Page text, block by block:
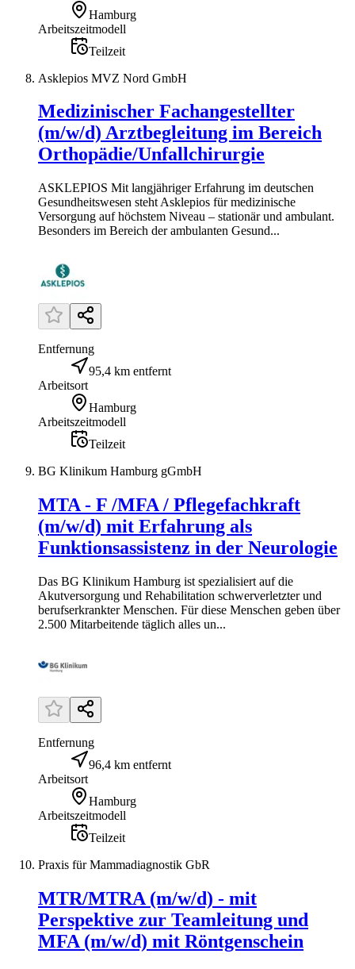
Hamburg
Arbeitszeitmodell
Teilzeit
Asklepios MVZ Nord GmbH
Medizinischer Fachangestellter
(m/w/d) Arztbegleitung im Bereich
Orthopädie/Unfallchirurgie
ASKLEPIOS Mit langjähriger Erfahrung im deutschen
Gesundheitswesen steht Asklepios für medizinische
Versorgung auf höchstem Niveau – stationär und ambulant.
Besonders im Bereich der ambulanten Gesund...
Entfernung
95,4 km entfernt
Arbeitsort
Hamburg
Arbeitszeitmodell
Teilzeit
BG Klinikum Hamburg gGmbH
MTA - F /MFA / Pflegefachkraft
(m/w/d) mit Erfahrung als
Funktionsassistenz in der Neurologie
Das BG Klinikum Hamburg ist spezialisiert auf die
Akutversorgung und Rehabilitation schwerverletzter und
berufserkrankter Menschen. Für diese Menschen geben über
2.500 Mitarbeitende täglich alles un...
Entfernung
96,4 km entfernt
Arbeitsort
Hamburg
Arbeitszeitmodell
Teilzeit
Praxis für Mammadiagnostik GbR
MTR/MTRA (m/w/d) - mit
Perspektive zur Teamleitung und
MFA (m/w/d) mit Röntgenschein